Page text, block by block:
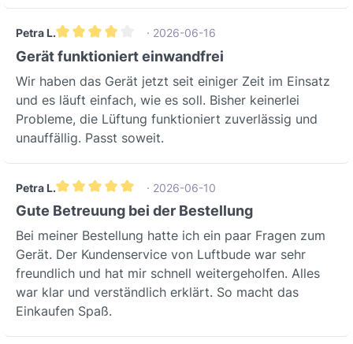
ePM1 50/55%Filterklasse (VDI
ISO)ePM10 >=50%Entspricht
Filterklasse M5Material3-lagige
KunstfaserPremium-Qualität (SANDLER
AG, Deutschland)FiltertypMPL
(Tieffalten-Konstruktion)Für extra
große FilterflächeAnzahl Filter2Im Set
PM2.5>80%Für
FeinstaubpartikelFiltereffizienz
PM10>93%Für gröbere
FeinstaubpartikelFiltereffizienz Grob
>10 µm>99%Für Grobstaub und
PollenAbmessungMaßHinweisLänge75
0 mmBreite400 mmHöhe46
mmEinsatzbereiche &
AustauschsetHerstellerCleanFilterQualit
ätsherstellerHersteller
Produktnummer(n)774100036,
PartikelFeinstaub, Staub, Pollen,
Schimmelsporen, Verbrennungspartikel,
Smog-Partikel, InsektizidstaubBreites
SpektrumFiltermaterial3-lagige
Kunstfaser (Premium, SANDLER
AG)Langlebig und sicherFiltertypMPL
(Tiefenfalte)Extra große
FilterflächeHygienestandardsErfülltBes
tändig gegen mikrobielles Wachstum,
zertifiziert nach VDI 6022
(Deutschland)AbmessungMaßHinweisL
änge750 mmBreite400
mmHöhe/Tiefe46
mmRahmenmaterialKarton oder
Petra L.
Durchschnittliche Bewertung von 4 von 5 Sternen
· 2026-06-16
Gerät funktioniert einwandfrei
Wir haben das Gerät jetzt seit einiger Zeit im Einsatz
und es läuft einfach, wie es soll. Bisher keinerlei
Probleme, die Lüftung funktioniert zuverlässig und
unauffällig. Passt soweit.
Petra L.
Durchschnittliche Bewertung von 5 von 5 Sternen
· 2026-06-10
Gute Betreuung bei der Bestellung
Bei meiner Bestellung hatte ich ein paar Fragen zum
Gerät. Der Kundenservice von Luftbude war sehr
freundlich und hat mir schnell weitergeholfen. Alles
war klar und verständlich erklärt. So macht das
Einkaufen Spaß.